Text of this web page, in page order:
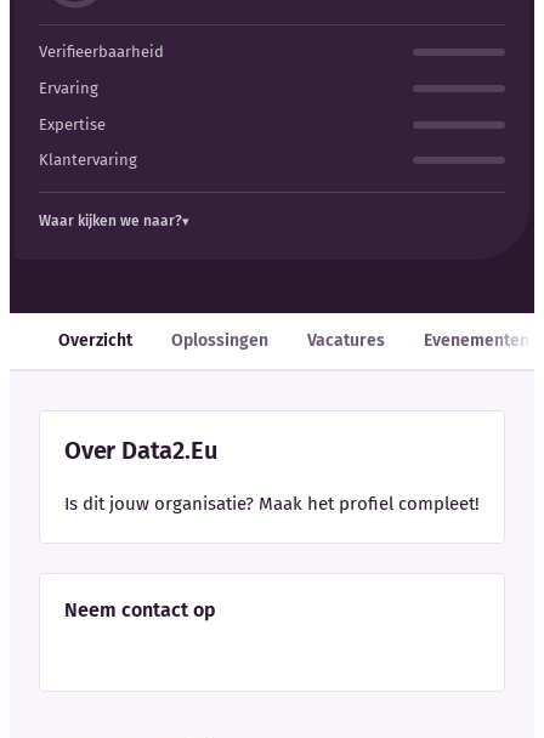
Woordenboek
Auteurs
Verifieerbaarheid
Ervaring
Expertise
Klantervaring
Waar kijken we naar?
Overzicht Oplossingen Vacatures Evenementen
Over Data2.Eu
Is dit jouw organisatie? Maak het profiel compleet!
Neem contact op